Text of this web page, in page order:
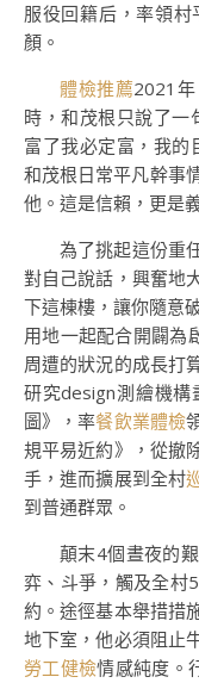
服役回籍后，率領
顏。
體檢推薦2021
時，和茂根只說了一
富了我必定富，我的
和茂根日常平凡幹事
他。這是信賴，更是
為了挑起這份重
對自己說話，興奮地
下這棟樓，讓你隨意
用地一起配合開闢為
周遭的狀況的成長打
研究design測繪機構
圖》，率餐飲業體檢
規平易近約》，從撤
手，進而擴展到全村
到普通群眾。
顛末4個晝夜的
弈、斗爭，觸及全村
約。途徑基本舉措措
地下室，他必須阻止
勞工健檢情感純度。